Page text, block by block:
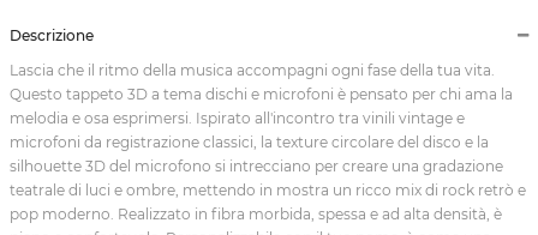
Descrizione
Lascia che il ritmo della musica accompagni ogni fase della tua vita.
Questo tappeto 3D a tema dischi e microfoni è pensato per chi ama la
melodia e osa esprimersi. Ispirato all'incontro tra vinili vintage e
microfoni da registrazione classici, la texture circolare del disco e la
silhouette 3D del microfono si intrecciano per creare una gradazione
teatrale di luci e ombre, mettendo in mostra un ricco mix di rock retrò e
pop moderno. Realizzato in fibra morbida, spessa e ad alta densità, è